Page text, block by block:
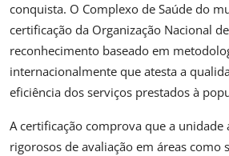
conquista. O Complexo de Saúde do
certificação da Organização Nacional
reconhecimento baseado em
internacionalmente que atesta a
eficiência dos serviços prestados à
A certificação comprova que a unidade
rigorosos de avaliação em áreas como